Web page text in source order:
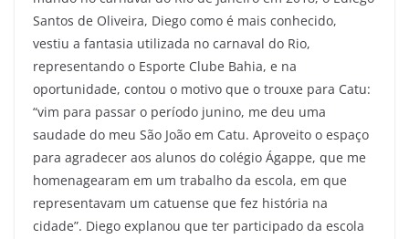
Santos de Oliveira, Diego como é mais conhecido,
vestiu a fantasia utilizada no carnaval do Rio,
representando o Esporte Clube Bahia, e na
oportunidade, contou o motivo que o trouxe para Catu:
“vim para passar o período junino, me deu uma
saudade do meu São João em Catu. Aproveito o espaço
para agradecer aos alunos do colégio Ágappe, que me
homenagearam em um trabalho da escola, em que
representavam um catuense que fez história na
cidade”. Diego explanou que ter participado da escola